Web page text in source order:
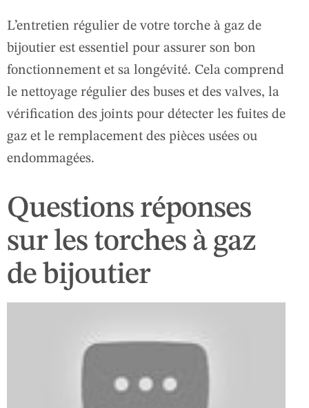
L’entretien régulier de votre torche à gaz de
bijoutier est essentiel pour assurer son bon
fonctionnement et sa longévité. Cela comprend
le nettoyage régulier des buses et des valves, la
vérification des joints pour détecter les fuites de
gaz et le remplacement des pièces usées ou
endommagées.
Questions réponses
sur les torches à gaz
de bijoutier